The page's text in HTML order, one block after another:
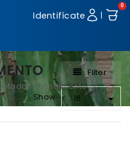
Identifícate |
0
“Condimento”
Filter
Show 16